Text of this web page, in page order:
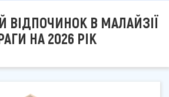
ВІДПОЧИНОК В МАЛАЙЗІЇ
НА 2026 РІК